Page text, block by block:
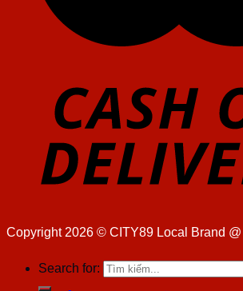
Copyright 2026 © CITY89 Local Brand
Search for: